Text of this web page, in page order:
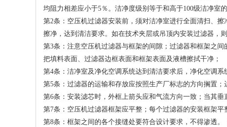
均阻力相差应小于5％。洁净度级别等于和高于100级洁净室的
第2条：空压机过滤器安装前，须对洁净室进行全面清扫、
擦净，达到清洁要求。如在技术夹层或吊顶内安装过滤器，
第3条：注意空压机过滤器与框架的间隙；过滤器和框架之
把填料表面、过滤器边框表面和框架表面及液槽擦拭干净；
第4条：洁净室及净化空调系统达到清洁要求后，净化空调
第5条：过滤器的运输和存放应按照生产厂标志的方向搁置
第6条：安装滤芯时，外框上箭头应和气流方向一致；当其垂
第7条：空压机过滤器框架应平整；每个过滤器的安装框架平
第8条：框架之间的各个接缝处要符合设计要求，不得渗透。